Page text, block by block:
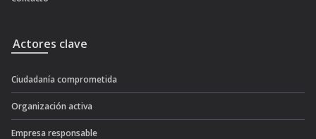
Actores clave
Ciudadanía comprometida
Organización activa
Empresa responsable